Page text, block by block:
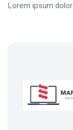
Lorem ipsum